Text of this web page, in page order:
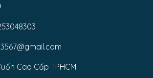
Cao Cấp TPHCM